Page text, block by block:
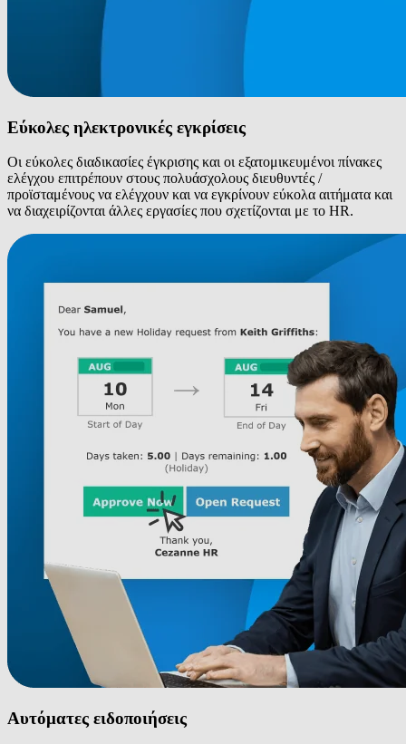
Εύκολες ηλεκτρονικές εγκρίσεις
Οι εύκολες διαδικασίες έγκρισης και οι εξατομικευμένοι πίνακες
ελέγχου επιτρέπουν στους πολυάσχολους διευθυντές /
προϊσταμένους να ελέγχουν και να εγκρίνουν εύκολα αιτήματα και
να διαχειρίζονται άλλες εργασίες που σχετίζονται με το HR.
Αυτόματες ειδοποιήσεις